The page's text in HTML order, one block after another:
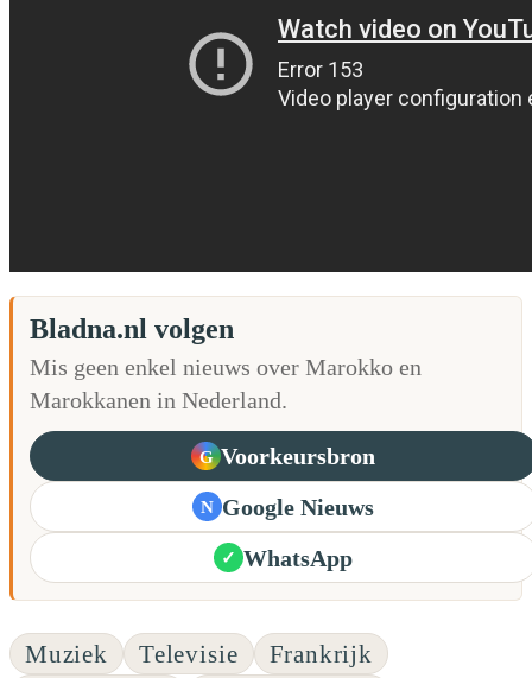
Bladna.nl volgen
Mis geen enkel nieuws over Marokko en
Marokkanen in Nederland.
G Voorkeursbron
N Google Nieuws
✓ WhatsApp
Muziek Televisie Frankrijk